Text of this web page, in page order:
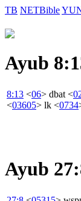
TB NETBible
Ayub
8:13 <06> dbat <
<03605> lk <0734
Ayub